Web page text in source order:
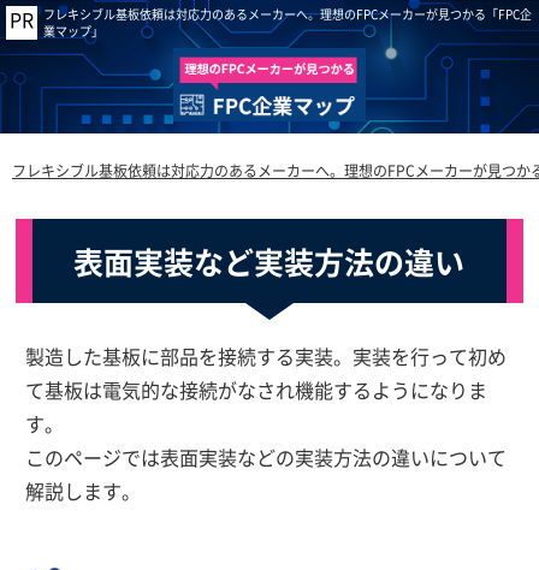
フレキシブル基板依頼は対応力のあるメーカーへ。理想のFPCメーカーが見つかる「FPC企
業マップ」
フレキシブル基板依頼は対応力のあるメーカーへ。理想のFPCメーカーが見つか
表面実装など実装方法の違い
製造した基板に部品を接続する実装。実装を行って初め
て基板は電気的な接続がなされ機能するようになりま
す。
このページでは表面実装などの実装方法の違いについて
解説します。